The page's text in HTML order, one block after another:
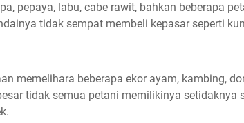
pepaya, labu, cabe rawit, bahkan beberapa
tidak sempat membeli kepasar seperti
memelihara beberapa ekor ayam, kambing,
tidak semua petani memilikinya setidaknya